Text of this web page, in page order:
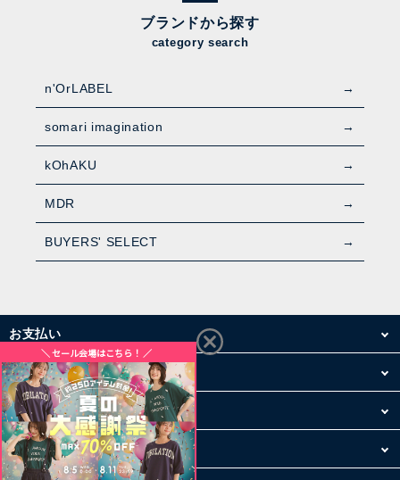
ブランドから探す
category search
n'OrLABEL
somari imagination
kOhAKU
MDR
BUYERS' SELECT
お支払い
配送・送料
お買い物について
その他